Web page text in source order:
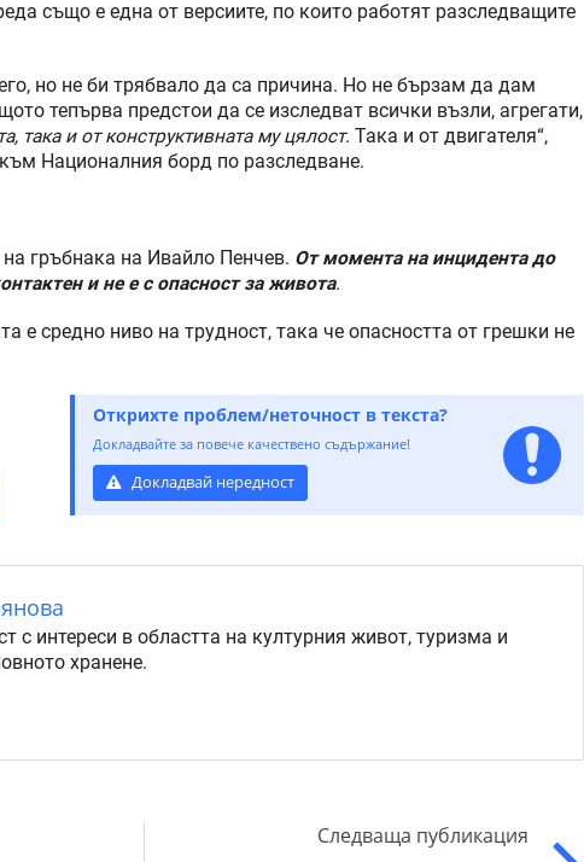
също е една от версиите, по които работят разследващите
но не би трябвало да са причина. Но не бързам да дам
тепърва предстои да се изследват всички възли, агрегати,
така и от конструктивната му цялост. Така и от двигателя“,
Националния борд по разследване.
гръбнака на Ивайло Пенчев. От момента на инцидента до
и не е с опасност за живота.
е средно ниво на трудност, така че опасността от грешки не
Открихте проблем/неточност в текста?
Докладвайте за повече качествено съдържание!
Докладвай нередност
с интереси в областта на културния живот, туризма и
хранене.
Следваща публикация